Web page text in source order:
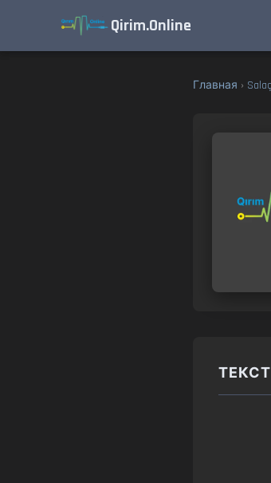
Qirim.Online
Главная ›